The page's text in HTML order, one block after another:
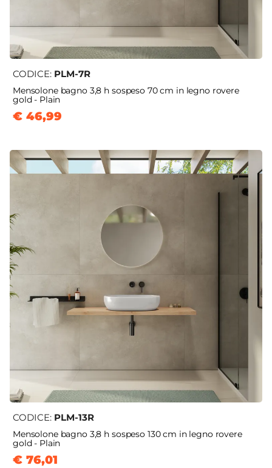
CODICE: PLM-7R
Mensolone bagno 3,8 h sospeso 70 cm in legno rovere
gold - Plain
€ 46,99
CODICE: PLM-13R
Mensolone bagno 3,8 h sospeso 130 cm in legno rovere
gold - Plain
€ 76,01